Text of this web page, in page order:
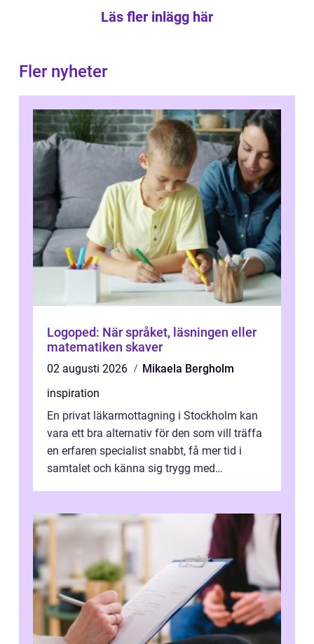
Läs fler inlägg här
Fler nyheter
Logoped: När språket, läsningen eller
matematiken skaver
02 augusti 2026
Mikaela Bergholm
inspiration
En privat läkarmottagning i Stockholm kan
vara ett bra alternativ för den som vill träffa
en erfaren specialist snabbt, få mer tid i
samtalet och känna sig trygg med